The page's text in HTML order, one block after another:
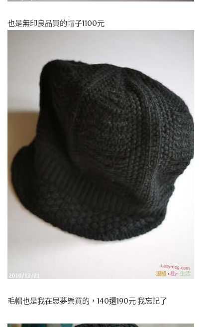
也是無印良品買的帽子1100元
毛帽也是我在思夢樂買的，140還190元 我忘記了